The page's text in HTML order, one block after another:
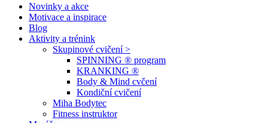
Novinky a akce
Motivace a inspirace
Blog
Aktivity a trénink
Skupinové cvičení >
SPINNING ® program
KRANKING ®
Body & Mind cvčení
Kondiční cvičení
Miha Bodytec
Fitness instruktor